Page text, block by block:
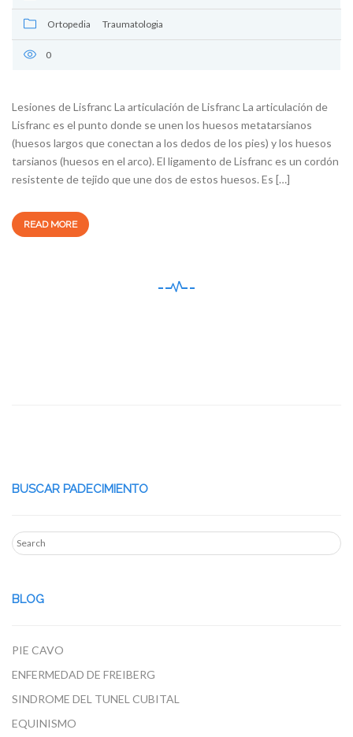
Ortopedia Traumatologia
0
Lesiones de Lisfranc La articulación de Lisfranc La articulación de
Lisfranc es el punto donde se unen los huesos metatarsianos
(huesos largos que conectan a los dedos de los pies) y los huesos
tarsianos (huesos en el arco). El ligamento de Lisfranc es un cordón
resistente de tejido que une dos de estos huesos. Es […]
READ MORE
BUSCAR PADECIMIENTO
BLOG
PIE CAVO
ENFERMEDAD DE FREIBERG
SINDROME DEL TUNEL CUBITAL
EQUINISMO